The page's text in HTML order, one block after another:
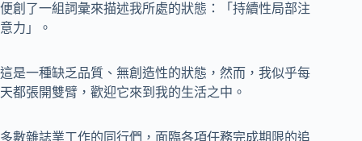
便創了一組詞彙來描述我所處的狀態：「持續性局部注
意力」。
這是一種缺乏品質、無創造性的狀態，然而，我似乎每
天都張開雙臂，歡迎它來到我的生活之中。
多數雜誌業工作的同行們，面臨各項任務完成期限的追